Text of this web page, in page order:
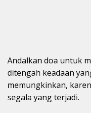
Andalkan doa untuk
ditengah keadaan
memungkinkan,
segala yang terjadi.